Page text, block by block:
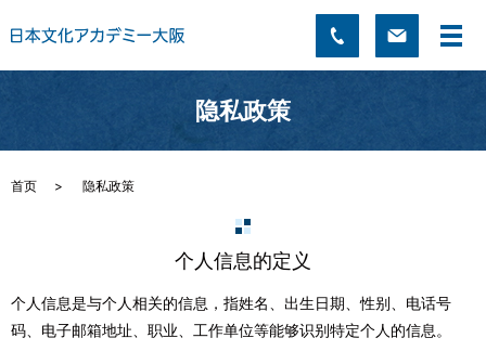
隐私政策
首页 隐私政策
个人信息的定义
个人信息是与个人相关的信息，指姓名、出生日期、性别、电话号
码、电子邮箱地址、职业、工作单位等能够识别特定个人的信息。